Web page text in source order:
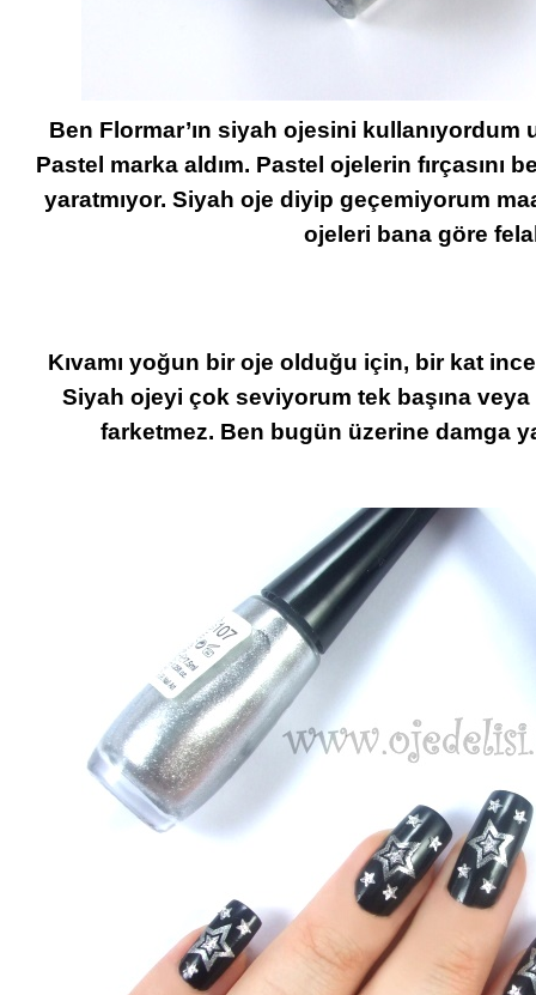
Ben Flormar’ın siyah ojesini kullanıyordum
Pastel marka aldım. Pastel ojelerin fırçasını
yaratmıyor. Siyah oje diyip geçemiyorum
ojeleri bana göre
Kıvamı yoğun bir oje olduğu için, bir kat
Siyah ojeyi çok seviyorum tek başına
farketmez. Ben bugün üzerine damga